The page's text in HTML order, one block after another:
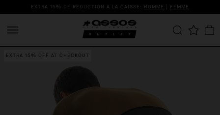
EXTRA 15% DE RÉDUCTION À LA CAISSE: HOMME | FEMME
EXTRA 15% OFF AT CHECKOUT